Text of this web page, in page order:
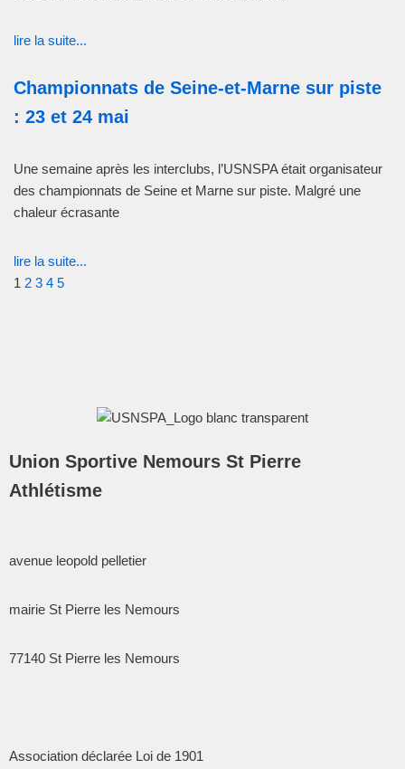
lire la suite...
Championnats de Seine-et-Marne sur piste
: 23 et 24 mai
Une semaine après les interclubs, l’USNSPA était organisateur
des championnats de Seine et Marne sur piste. Malgré une
chaleur écrasante
lire la suite...
1 2 3 4 5
Union Sportive Nemours St Pierre
Athlétisme
avenue leopold pelletier
mairie St Pierre les Nemours
77140 St Pierre les Nemours
Association déclarée Loi de 1901